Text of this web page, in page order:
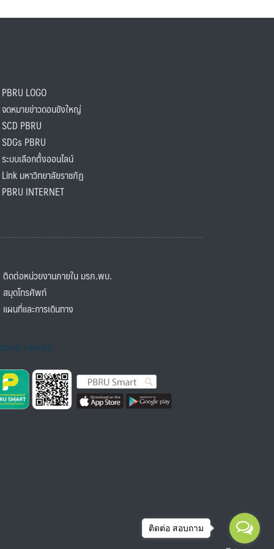
LOGO
หมายข่าวดอนขังใหญ่
PBRU
PBRU
บบเลือกตั้งออนไลน์
มหาวิทยาลัยราชภัฏ
INTERNET
ต่อหน่วยงานภายใน มรภ.พบ.
ดโทรศัพท์
นที่และการเดินทาง
ติดต่อ สอบถาม